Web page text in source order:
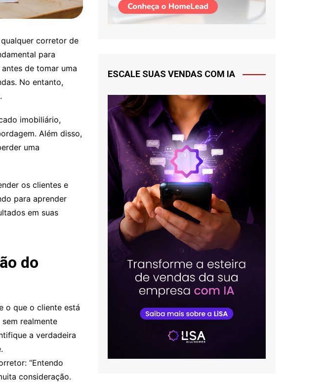
corretor de
para
de tomar uma
No entanto,
imobiliário,
Além disso,
uma
os clientes e
para aprender
em suas
do
o que o cliente está
realmente
a verdadeira
“Entendo
consideração.
ESCALE SUAS VENDAS COM IA